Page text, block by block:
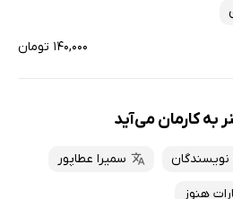
۱۴۰,۰۰۰ تومان
به کارمان می‌آید
نویسندگان سمیرا عطاپور
هنوز